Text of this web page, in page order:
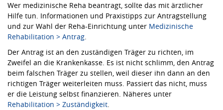
Wer medizinische Reha beantragt, sollte das mit ärztlicher
Hilfe tun. Informationen und Praxistipps zur Antragstellung
und zur Wahl der Reha-Einrichtung unter Medizinische
Rehabilitation > Antrag.
Der Antrag ist an den zuständigen Träger zu richten, im
Zweifel an die Krankenkasse. Es ist nicht schlimm, den Antrag
beim falschen Träger zu stellen, weil dieser ihn dann an den
richtigen Träger weiterleiten muss. Passiert das nicht, muss
er die Leistung selbst finanzieren. Näheres unter
Rehabilitation > Zuständigkeit.